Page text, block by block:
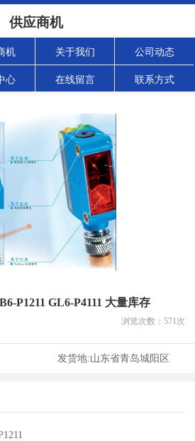
供应商机
机 关于我们 公司动态
心 在线留言 联系方式
P1211 GL6-P4111 大量库存
浏览次数： 571次
发货地:山东省青岛城阳区